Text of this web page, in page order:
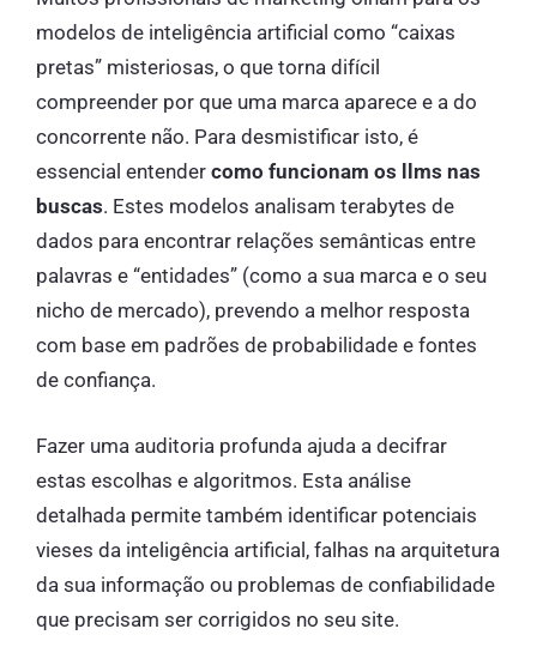
modelos de inteligência artificial como “caixas
pretas” misteriosas, o que torna difícil
compreender por que uma marca aparece e a do
concorrente não. Para desmistificar isto, é
essencial entender como funcionam os llms nas
buscas. Estes modelos analisam terabytes de
dados para encontrar relações semânticas entre
palavras e “entidades” (como a sua marca e o seu
nicho de mercado), prevendo a melhor resposta
com base em padrões de probabilidade e fontes
de confiança.
Fazer uma auditoria profunda ajuda a decifrar
estas escolhas e algoritmos. Esta análise
detalhada permite também identificar potenciais
vieses da inteligência artificial, falhas na arquitetura
da sua informação ou problemas de confiabilidade
que precisam ser corrigidos no seu site.